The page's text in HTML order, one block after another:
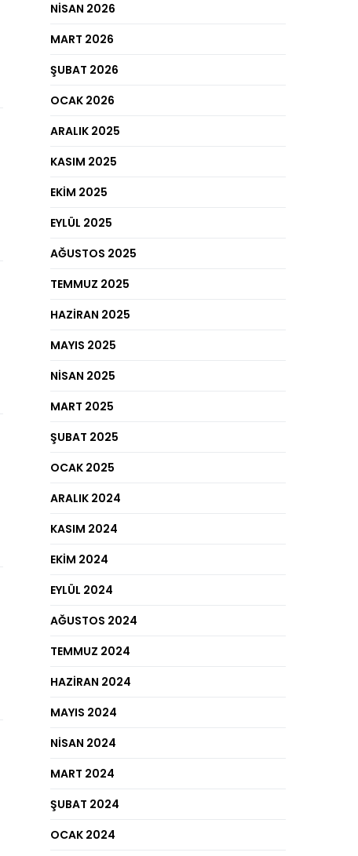
NISAN 2026
MART 2026
ŞUBAT 2026
OCAK 2026
ARALIK 2025
KASIM 2025
EKIM 2025
EYLÜL 2025
AĞUSTOS 2025
TEMMUZ 2025
HAZIRAN 2025
MAYIS 2025
NISAN 2025
MART 2025
ŞUBAT 2025
OCAK 2025
ARALIK 2024
KASIM 2024
EKIM 2024
EYLÜL 2024
AĞUSTOS 2024
TEMMUZ 2024
HAZIRAN 2024
MAYIS 2024
NISAN 2024
MART 2024
ŞUBAT 2024
OCAK 2024